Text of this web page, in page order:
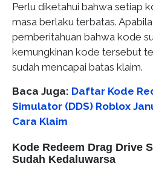
Perlu diketahui bahwa setiap
masa berlaku terbatas.
pemberitahuan bahwa kode
kemungkinan kode tersebut
sudah mencapai batas klaim.
Baca Juga: Daftar Kode
Simulator (DDS) Roblox
Cara Klaim
Kode Redeem Drag Drive
Sudah Kedaluwarsa